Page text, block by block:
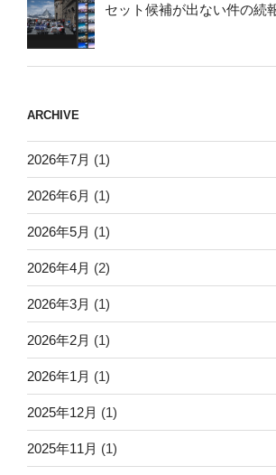
セット候補が出ない件の続
ARCHIVE
2026年7月 (1)
2026年6月 (1)
2026年5月 (1)
2026年4月 (2)
2026年3月 (1)
2026年2月 (1)
2026年1月 (1)
2025年12月 (1)
2025年11月 (1)